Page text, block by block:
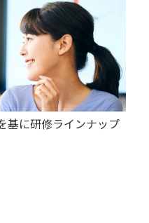
基に研修ラインナップ